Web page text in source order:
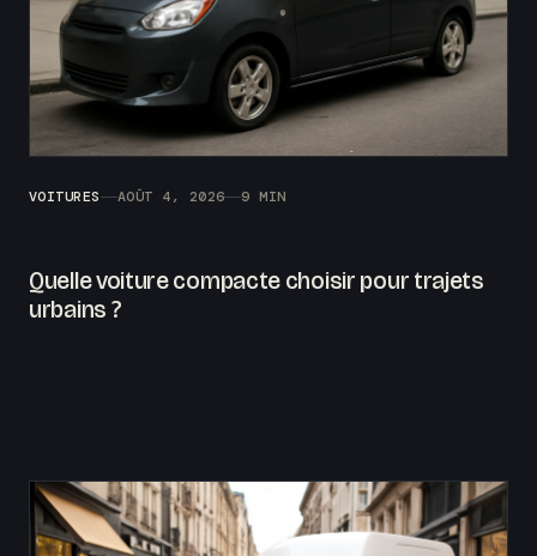
VOITURES AOÛT 4, 2026 9 MIN
Quelle voiture compacte choisir pour trajets
urbains ?